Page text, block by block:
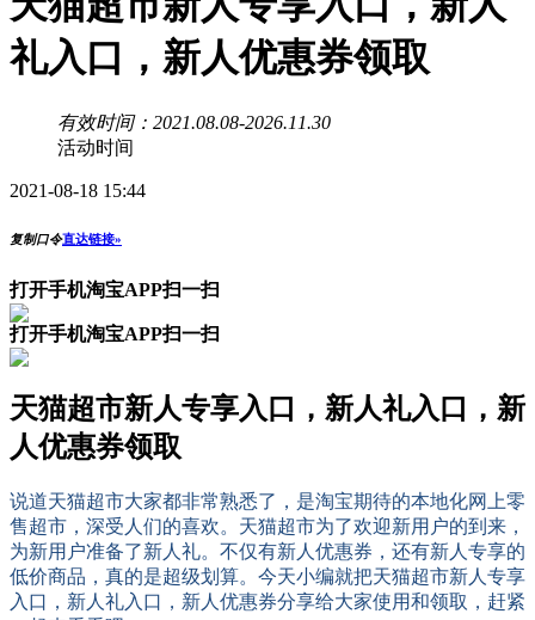
礼入口，新人优惠券领取
有效时间：2021.08.08-2026.11.30
活动时间
2021-08-18 15:44
复制口令直达链接»
打开手机淘宝APP扫一扫
打开手机淘宝APP扫一扫
天猫超市新人专享入口，新人礼入口，新
人优惠券领取
说道天猫超市大家都非常熟悉了，是淘宝期待的本地化网上零
售超市，深受人们的喜欢。天猫超市为了欢迎新用户的到来，
为新用户准备了新人礼。不仅有新人优惠券，还有新人专享的
低价商品，真的是超级划算。今天小编就把天猫超市新人专享
入口，新人礼入口，新人优惠券分享给大家使用和领取，赶紧